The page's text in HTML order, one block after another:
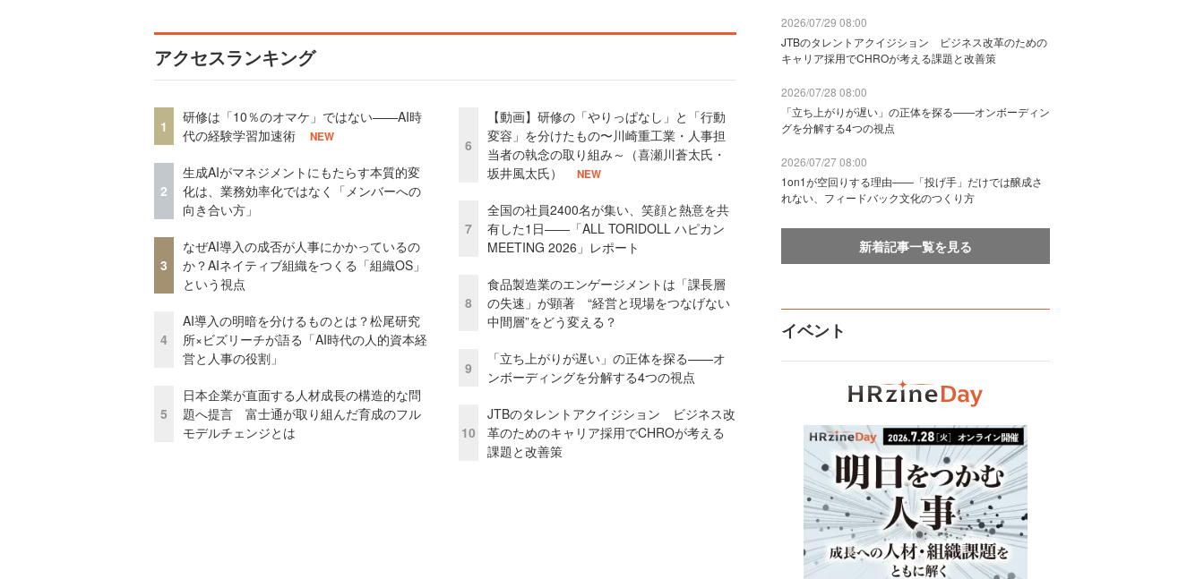
アクセスランキング
1
研修は「10％のオマケ」ではない——AI時
代の経験学習加速術
NEW
2
生成AIがマネジメントにもたらす本質的変
化は、業務効率化ではなく「メンバーへの
向き合い方」
3
なぜAI導入の成否が人事にかかっているの
か？AIネイティブ組織をつくる「組織OS」
という視点
4
AI導入の明暗を分けるものとは？松尾研究
所×ビズリーチが語る「AI時代の人的資本経
営と人事の役割」
5
日本企業が直面する人材成長の構造的な問
題へ提言 富士通が取り組んだ育成のフル
モデルチェンジとは
6
【動画】研修の「やりっぱなし」と「行動
変容」を分けたもの〜川崎重工業・人事担
当者の執念の取り組み～（喜瀬川蒼太氏・
坂井風太氏）
NEW
7
全国の社員2400名が集い、笑顔と熱意を共
有した1日――「ALL TORIDOLL ハピカン
MEETING 2026」レポート
8
食品製造業のエンゲージメントは「課長層
の失速」が顕著 “経営と現場をつなげない
中間層”をどう変える？
9
「立ち上がりが遅い」の正体を探る——オ
ンボーディングを分解する4つの視点
10
JTBのタレントアクイジション ビジネス改
革のためのキャリア採用でCHROが考える
課題と改善策
2026/07/29 08:00
JTBのタレントアクイジション ビジネス改革のための
キャリア採用でCHROが考える課題と改善策
2026/07/28 08:00
「立ち上がりが遅い」の正体を探る——オンボーディン
グを分解する4つの視点
2026/07/27 08:00
1on1が空回りする理由——「投げ手」だけでは醸成さ
れない、フィードバック文化のつくり方
新着記事一覧を見る
イベント